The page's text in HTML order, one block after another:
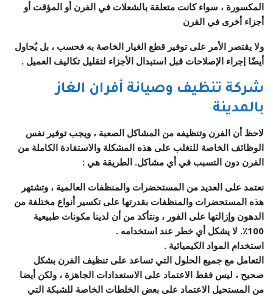
المكسورة ، سواء كانت متعلقة بالشعلات في الفرن أو المؤقت أو
أجزاء أخرى في الفرن
ولا يقتصر الأمر على توفير قطع الغيار الخاصة به فحسب ، بل يُحاول
أيضًا إجراء الإصلاحات قبل استبدال الأجزاء لتقليل تكاليف العميل .
شركة تنظيف وصيانة أفران الغاز
بالمدينة
لاحظ أن الفرن وتنظيفه من المشاكل الصعبة ، ويجب توفير نفس
الوظائف الخاصة للتغلب على هذه المشكلة والاستفادة الكاملة من
الفرن دون التسبب في أي مشاكل. الطريقة هي :
نعتمد على العديد من المستحضرات والمنظفات العالمية ، وتشتهر
هذه المستحضرات والمنظفات بقدرتها على تكسير أنواع مختلفة من
الدهون وإزالتها على الفور ، ونتأكد من أن لدينا مكونات طبيعية
100٪. لا يشكل أي خطر عند استخدامه .
استخدام المواد الكيميائية .
التعامل مع جميع الحلول التي تساعد على تنظيف الفرن بشكل
صحيح ، ليس فقط الاعتماد على الاستعدادات الجاهزة ، ولكن أيضا
من المستحيل الاعتماد على بعض الخلطات الخاصة للشبكة التي